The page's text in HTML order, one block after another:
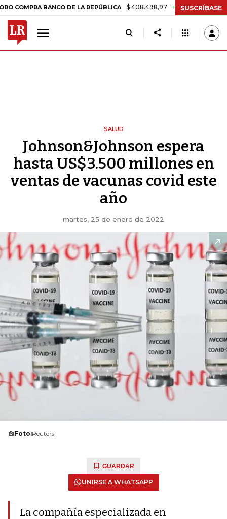
BANCO DE LA REPÚBLICA $ 408.498,97 +$ 8.753,81 +2,19%
SUSCRÍBASE
SALUD
Johnson&Johnson espera
hasta US$3.500 millones en
ventas de vacunas covid este
año
martes, 25 de enero de 2022
Foto:Reuters
GUARDAR
UNIRSE A WHATSAPP
La compañía especializada en